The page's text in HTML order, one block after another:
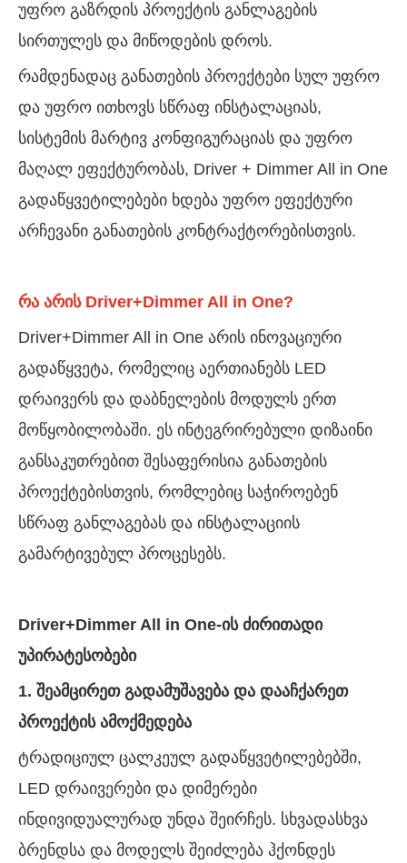
უფრო გაზრდის პროექტის განლაგების
სირთულეს და მიწოდების დროს.
რამდენადაც განათების პროექტები სულ უფრო
და უფრო ითხოვს სწრაფ ინსტალაციას,
სისტემის მარტივ კონფიგურაციას და უფრო
მაღალ ეფექტურობას, Driver + Dimmer All in One
გადაწყვეტილებები ხდება უფრო ეფექტური
არჩევანი განათების კონტრაქტორებისთვის.
რა არის Driver+Dimmer All in One?
Driver+Dimmer All in One არის ინოვაციური
გადაწყვეტა, რომელიც აერთიანებს LED
დრაივერს და დაბნელების მოდულს ერთ
მოწყობილობაში. ეს ინტეგრირებული დიზაინი
განსაკუთრებით შესაფერისია განათების
პროექტებისთვის, რომლებიც საჭიროებენ
სწრაფ განლაგებას და ინსტალაციის
გამარტივებულ პროცესებს.
Driver+Dimmer All in One-ის ძირითადი
უპირატესობები
1. შეამცირეთ გადამუშავება და დააჩქარეთ
პროექტის ამოქმედება
ტრადიციულ ცალკეულ გადაწყვეტილებებში,
LED დრაივერები და დიმერები
ინდივიდუალურად უნდა შეირჩეს. სხვადასხვა
ბრენდსა და მოდელს შეიძლება ჰქონდეს